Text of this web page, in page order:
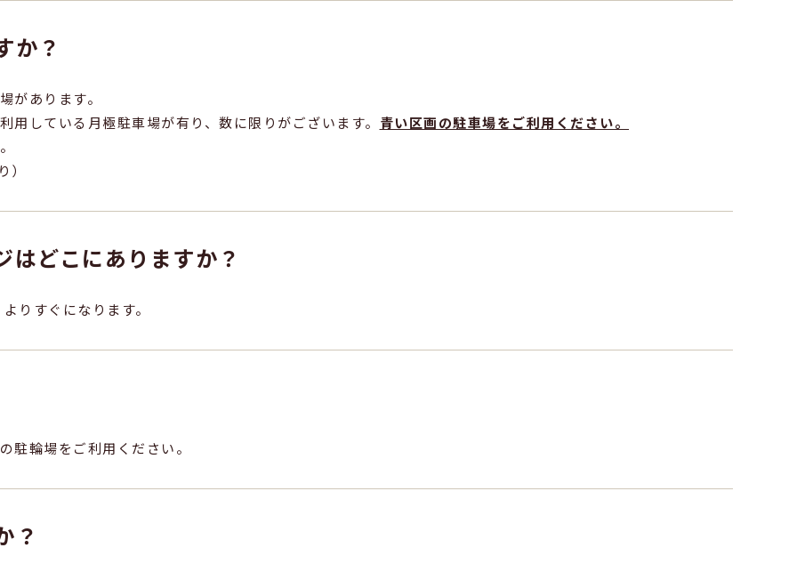
か？
があります。
している月極駐車場が有り、数に限りがございます。 青い区画の駐車場をご利用ください。
はどこにありますか？
りすぐになります。
駐輪場をご利用ください。
？